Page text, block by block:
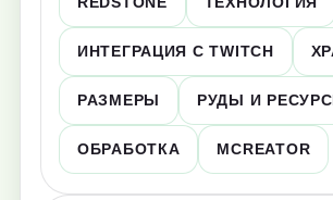
ИНТЕГРАЦИЯ С TWITCH
РАЗМЕРЫ РУДЫ И
ОБРАБОТКА MCREATOR